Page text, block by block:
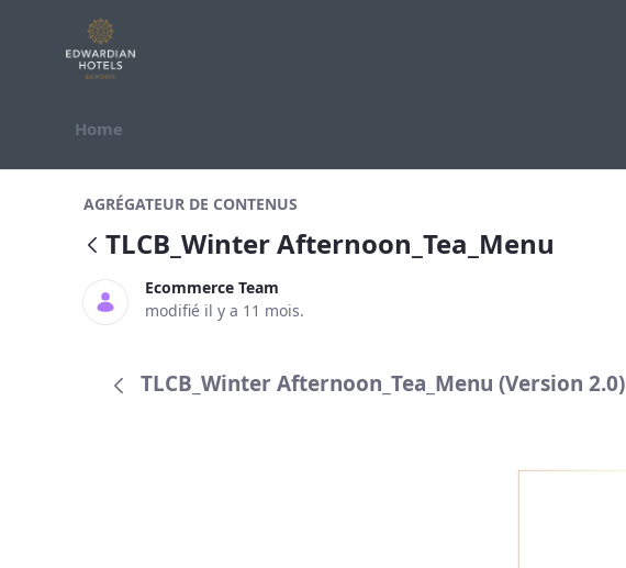
Saut au contenu
Home
AGRÉGATEUR DE CONTENUS
TLCB_Winter Afternoon_Tea_Menu
Ecommerce Team
modifié il y a 11 mois.
TLCB_Winter Afternoon_Tea_Menu (Version 2.0)